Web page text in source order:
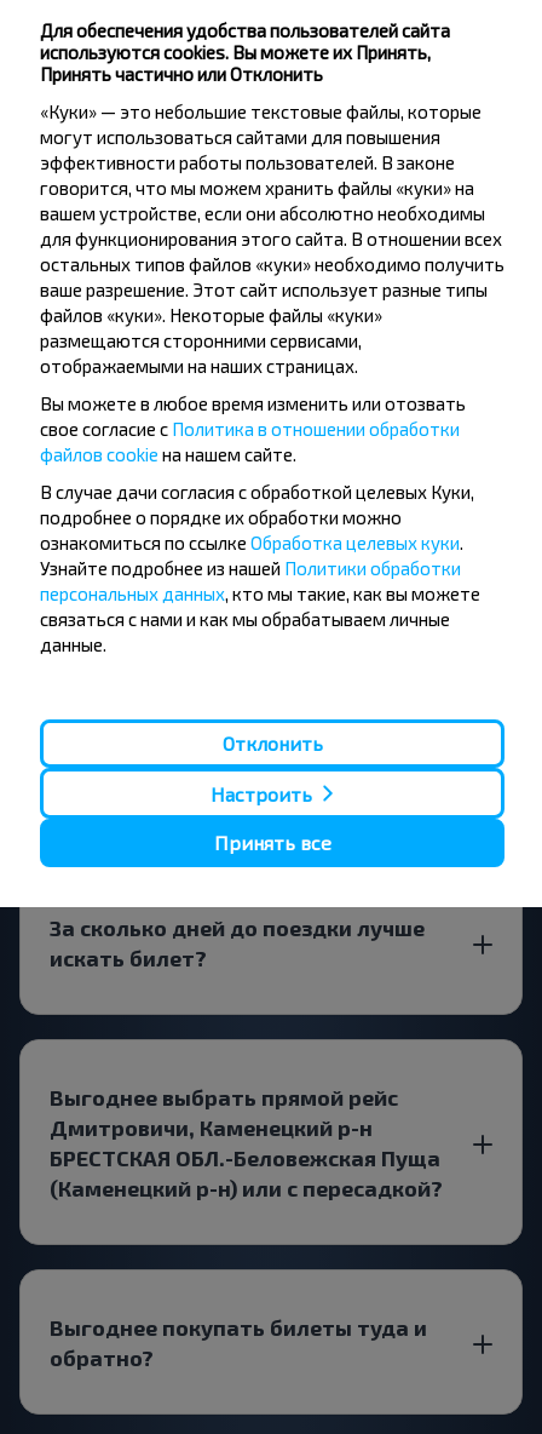
путешествовать
дешевле?
Не пропусти специальные акции, скидки и
другие интересные предложения INFOBUS.
Подпишись на получение новостей и
путешествуй с нами дешевле!
Подписаться
Вопрос - Ответ
Как приобрести билет на рейс?
поездку Дмитровичи, Каменецкий р-
н БРЕСТСКАЯ ОБЛ.-Беловежская Пуща
(Каменецкий р-н)?
За сколько дней до поездки лучше
искать билет?
Выгоднее выбрать прямой рейс
Дмитровичи, Каменецкий р-н
БРЕСТСКАЯ ОБЛ.-Беловежская Пуща
(Каменецкий р-н) или с пересадкой?
Выгоднее покупать билеты туда и
обратно?
Для обеспечения удобства пользователей сайта
используются cookies. Вы можете их Принять,
Принять частично или Отклонить
«Куки» — это небольшие текстовые файлы, которые
могут использоваться сайтами для повышения
эффективности работы пользователей. В законе
говорится, что мы можем хранить файлы «куки» на
вашем устройстве, если они абсолютно необходимы
для функционирования этого сайта. В отношении всех
остальных типов файлов «куки» необходимо получить
ваше разрешение. Этот сайт использует разные типы
файлов «куки». Некоторые файлы «куки»
размещаются сторонними сервисами,
отображаемыми на наших страницах.
Вы можете в любое время изменить или отозвать
свое согласие с Политика в отношении обработки
файлов cookie на нашем сайте.
В случае дачи согласия с обработкой целевых Куки,
подробнее о порядке их обработки можно
ознакомиться по ссылке Обработка целевых куки.
Узнайте подробнее из нашей Политики обработки
персональных данных, кто мы такие, как вы можете
связаться с нами и как мы обрабатываем личные
данные.
Отклонить
Настроить
Принять все